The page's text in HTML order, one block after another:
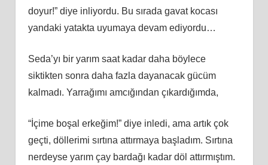
doyur!” diye inliyordu. Bu sırada gavat kocası
yandaki yatakta uyumaya devam ediyordu…
Seda’yı bir yarım saat kadar daha böylece
siktikten sonra daha fazla dayanacak gücüm
kalmadı. Yarrağımı amcığından çıkardığımda,
“İçime boşal erkeğim!” diye inledi, ama artık çok
geçti, döllerimi sırtına attırmaya başladım. Sırtına
nerdeyse yarım çay bardağı kadar döl attırmıştım.